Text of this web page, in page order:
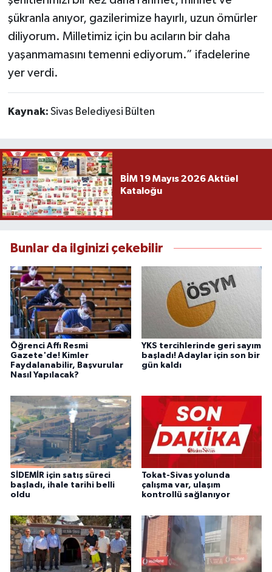
şükranla anıyor, gazilerimize hayırlı, uzun ömürler
diliyorum. Milletimiz için bu acıların bir daha
yaşanmamasını temenni ediyorum.” ifadelerine
yer verdi.
Kaynak: Sivas Belediyesi Bülten
BİM 19 Mayıs 2026 Aktüel
Kataloğu
Bunlar da ilginizi çekebilir
Öğrenci Affı Resmi
Gazete'de! Kimler
Faydalanabilir, Başvurular
Nasıl Yapılacak?
YKS tercihlerinde geri sayım
başladı! Adaylar için son bir
gün kaldı
SİDEMİR için satış süreci
başladı, ihale tarihi belli
oldu
Tokat-Sivas yolunda
çalışma var, ulaşım
kontrollü sağlanıyor